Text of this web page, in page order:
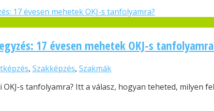
17 évesen mehetek OKJ-s
, Szakképzés, Szakmák
OKJ-s tanfolyamra? Itt a válasz, hogyan teheted, milyen